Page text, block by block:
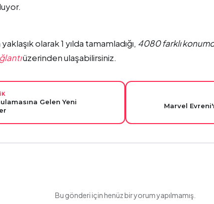
yaklaşık olarak 1 yılda tamamladığı, 4080 farklı
üzerinden ulaşabilirsiniz.
Gelen Yeni
Marvel
Bu gönderi için henüz bir yorum yapılmamış.